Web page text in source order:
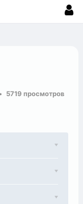
5719 просмотров